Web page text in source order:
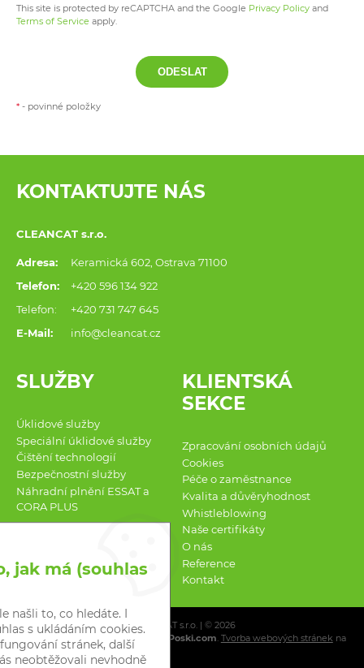
This site is protected by reCAPTCHA and the Google Privacy Policy and
Terms of Service apply.
ODESLAT
* - povinné položky
KONTAKTUJTE NÁS
CLEANCAT s.r.o.
Adresa:
Keramická 602, Ostrava 71100
Telefon:
+420 596 134 922
Telefon:
+420 731 747 645
E-Mail:
info@cleancat.cz
SLUŽBY
Úklidové služby
Speciální úklidové služby
Čištění technologií
Bezpečnostní služby
Náhradní plnění ESSAT a
CORA PLUS
KLIENTSKÁ
SEKCE
Zpracování osobních údajů
Cookies
Péče o zaměstnance
Kvalita a důvěryhodnost
Whistleblowing
Naše certifikáty
O nás
Reference
Kontakt
CLEANCAT s.r.o. | © 2026
Webové stránkyvytvořilo Poski.com. Tvorba webových stránek na
míru.
jak má (souhlas
našli to, co hledáte. I
s ukládáním cookies.
stránek, další
neobtěžovali nevhodně